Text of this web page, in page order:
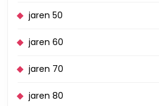
jaren 50
jaren 60
jaren 70
jaren 80